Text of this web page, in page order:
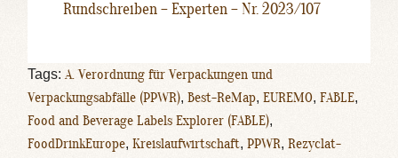
Rundschreiben – Experten – Nr. 2023/107
Tags: A. Verordnung für Verpackungen und
Verpackungsabfälle (PPWR), Best-ReMap, EUREMO, FABLE,
Food and Beverage Labels Explorer (FABLE),
FoodDrinkEurope, Kreislaufwirtschaft, PPWR, Rezyclat-